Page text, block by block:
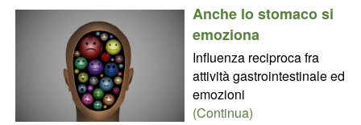
Anche lo stomaco si
emoziona
Influenza reciproca fra
attività gastrointestinale ed
emozioni
(Continua)